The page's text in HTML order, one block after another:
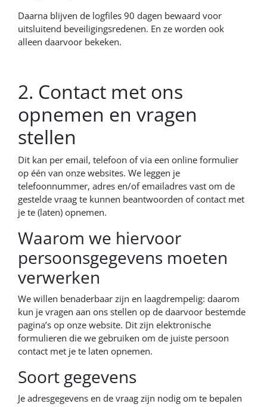
Daarna blijven de logfiles 90 dagen bewaard voor
uitsluitend beveiligingsredenen. En ze worden ook
alleen daarvoor bekeken.
2. Contact met ons
opnemen en vragen
stellen
Dit kan per email, telefoon of via een online formulier
op één van onze websites. We leggen je
telefoonnummer, adres en/of emailadres vast om de
gestelde vraag te kunnen beantwoorden of contact met
je te (laten) opnemen.
Waarom we hiervoor
persoonsgegevens moeten
verwerken
We willen benaderbaar zijn en laagdrempelig: daarom
kun je vragen aan ons stellen op de daarvoor bestemde
pagina’s op onze website. Dit zijn elektronische
formulieren die we gebruiken om de juiste persoon
contact met je te laten opnemen.
Soort gegevens
Je adresgegevens en de vraag zijn nodig om te bepalen